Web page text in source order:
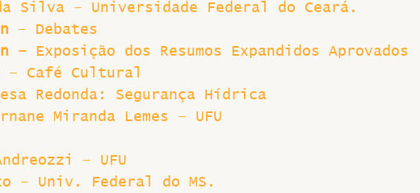
Silva – Universidade Federal do Ceará.
– Debates
–
Exposição dos Resumos Expandidos Aprovados
– Café Cultural
Redonda: Segurança Hídrica
Miranda Lemes – UFU
– UFU
– Univ. Federal do MS.